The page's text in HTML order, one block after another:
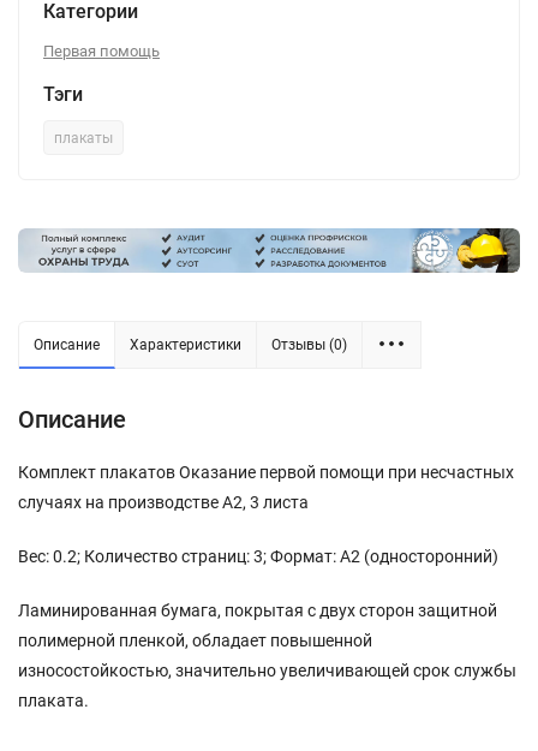
Категории
Первая помощь
Тэги
плакаты
Описание Характеристики Отзывы (0)
Описание
Комплект плакатов Оказание первой помощи при несчастных
случаях на производстве А2, 3 листа
Вес: 0.2; Количество страниц: 3; Формат: А2 (односторонний)
Ламинированная бумага, покрытая с двух сторон защитной
полимерной пленкой, обладает повышенной
износостойкостью, значительно увеличивающей срок службы
плаката.